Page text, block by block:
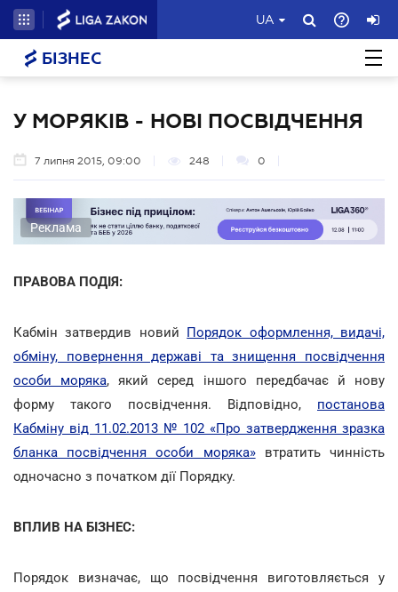
UA
БІЗНЕС
У МОРЯКІВ - НОВІ ПОСВІДЧЕННЯ
7 липня 2015, 09:00 248 0
Реклама
ПРАВОВА ПОДІЯ:
Кабмін затвердив новий Порядок оформлення, видачі,
обміну, повернення державі та знищення посвідчення
особи моряка, який серед іншого передбачає й нову
форму такого посвідчення. Відповідно, постанова
Кабміну від 11.02.2013 № 102 «Про затвердження зразка
бланка посвідчення особи моряка»втратить чинність
одночасно з початком дії Порядку.
ВПЛИВ НА БІЗНЕС:
Порядок визначає, що посвідчення виготовляється у